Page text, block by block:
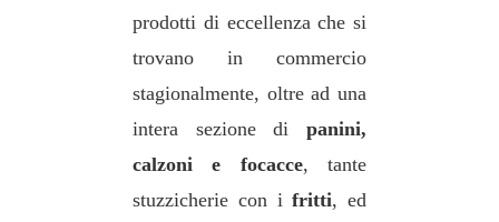
prodotti di eccellenza che si
trovano in commercio
stagionalmente, oltre ad una
intera sezione di panini,
calzoni e focacce, tante
stuzzicherie con ifritti, ed